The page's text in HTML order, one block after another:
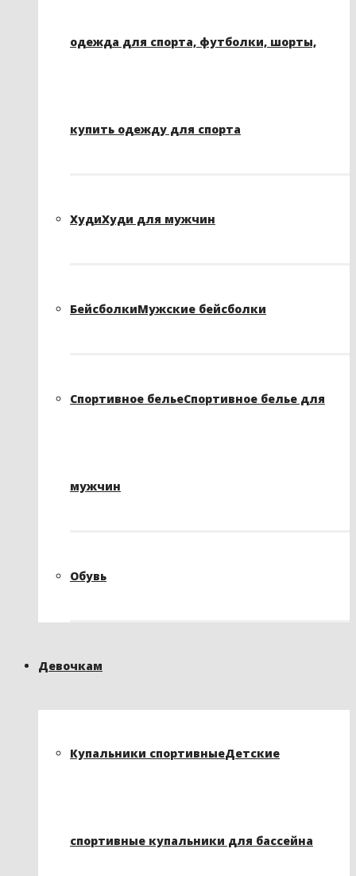
одежда для спорта, футболки, шорты,
купить одежду для спорта
ХудиХуди для мужчин
БейсболкиМужские бейсболки
Спортивное бельеСпортивное белье для
мужчин
Обувь
Девочкам
Купальники спортивныеДетские
спортивные купальники для бассейна